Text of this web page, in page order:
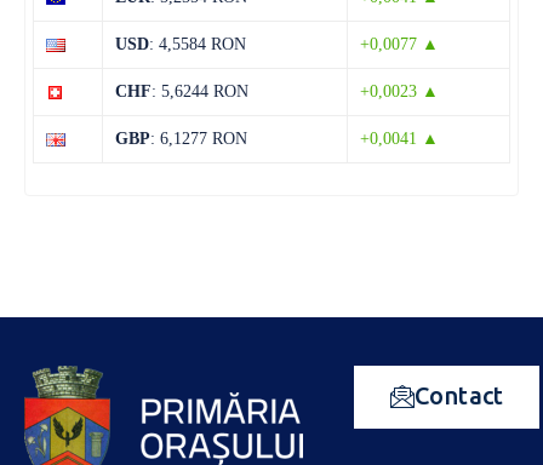
USD: 4,5584 RON +0,0077 ▲
CHF: 5,6244 RON +0,0023 ▲
GBP: 6,1277 RON +0,0041 ▲
Contact